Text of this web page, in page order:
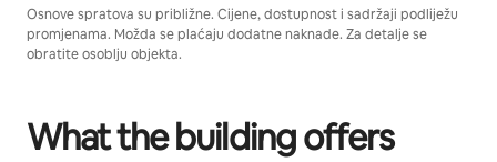
Osnove spratova su približne. Cijene, dostupnost i sadržaji podliježu
promjenama. Možda se plaćaju dodatne naknade. Za detalje se
obratite osoblju objekta.
What the building offers